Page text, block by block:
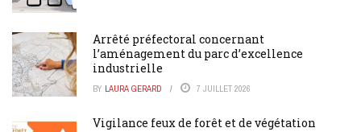
Arrêté préfectoral concernant
l’aménagement du parc d’excellence
industrielle
BY LAURA GERARD 7 JUILLET 2026
Vigilance feux de forêt et de végétation